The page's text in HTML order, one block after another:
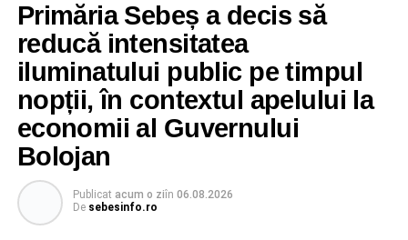
Primăria Sebeș a decis să
reducă intensitatea
iluminatului public pe timpul
nopții, în contextul apelului la
economii al Guvernului
Bolojan
Publicat acum o ziîn 06.08.2026
De sebesinfo.ro